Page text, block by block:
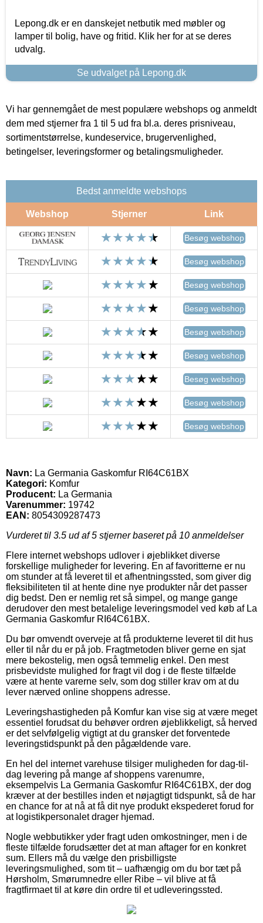
Lepong.dk er en danskejet netbutik med møbler og
lamper til bolig, have og fritid. Klik her for at se deres
udvalg.
Se udvalget på Lepong.dk
Vi har gennemgået de mest populære webshops og anmeldt
dem med stjerner fra 1 til 5 ud fra bl.a. deres prisniveau,
sortimentstørrelse, kundeservice, brugervenlighed,
betingelser, leveringsformer og betalingsmuligheder.
Bedst anmeldte webshops
Webshop Stjerner Link
Besøg webshop
Besøg webshop
Besøg webshop
Besøg webshop
Besøg webshop
Besøg webshop
Besøg webshop
Besøg webshop
Besøg webshop
Navn: La Germania Gaskomfur RI64C61BX
Kategori: Komfur
Producent: La Germania
Varenummer: 19742
EAN: 8054309287473
Vurderet til 3.5 ud af 5 stjerner baseret på 10 anmeldelser
Flere internet webshops udlover i øjeblikket diverse
forskellige muligheder for levering. En af favoritterne er nu
om stunder at få leveret til et afhentningssted, som giver dig
fleksibiliteten til at hente dine nye produkter når det passer
dig bedst. Den er nemlig ret så simpel, og mange gange
derudover den mest betalelige leveringsmodel ved køb af La
Germania Gaskomfur RI64C61BX.
Du bør omvendt overveje at få produkterne leveret til dit hus
eller til når du er på job. Fragtmetoden bliver gerne en sjat
mere bekostelig, men også temmelig enkel. Den mest
prisbevidste mulighed for fragt vil dog i de fleste tilfælde
være at hente varerne selv, som dog stiller krav om at du
lever nærved online shoppens adresse.
Leveringshastigheden på Komfur kan vise sig at være meget
essentiel forudsat du behøver ordren øjeblikkeligt, så herved
er det selvfølgelig vigtigt at du gransker det forventede
leveringstidspunkt på den pågældende vare.
En hel del internet varehuse tilsiger muligheden for dag-til-
dag levering på mange af shoppens varenumre,
eksempelvis La Germania Gaskomfur RI64C61BX, der dog
kræver at der bestilles inden et nøjagtigt tidspunkt, så de har
en chance for at nå at få dit nye produkt ekspederet forud for
at logistikpersonalet drager hjemad.
Nogle webbutikker yder fragt uden omkostninger, men i de
fleste tilfælde forudsætter det at man aftager for en konkret
sum. Ellers må du vælge den prisbilligste
leveringsmulighed, som tit – uafhængig om du bor tæt på
Hørsholm, Smørumnedre eller Ribe – vil blive at få
fragtfirmaet til at køre din ordre til et udleveringssted.